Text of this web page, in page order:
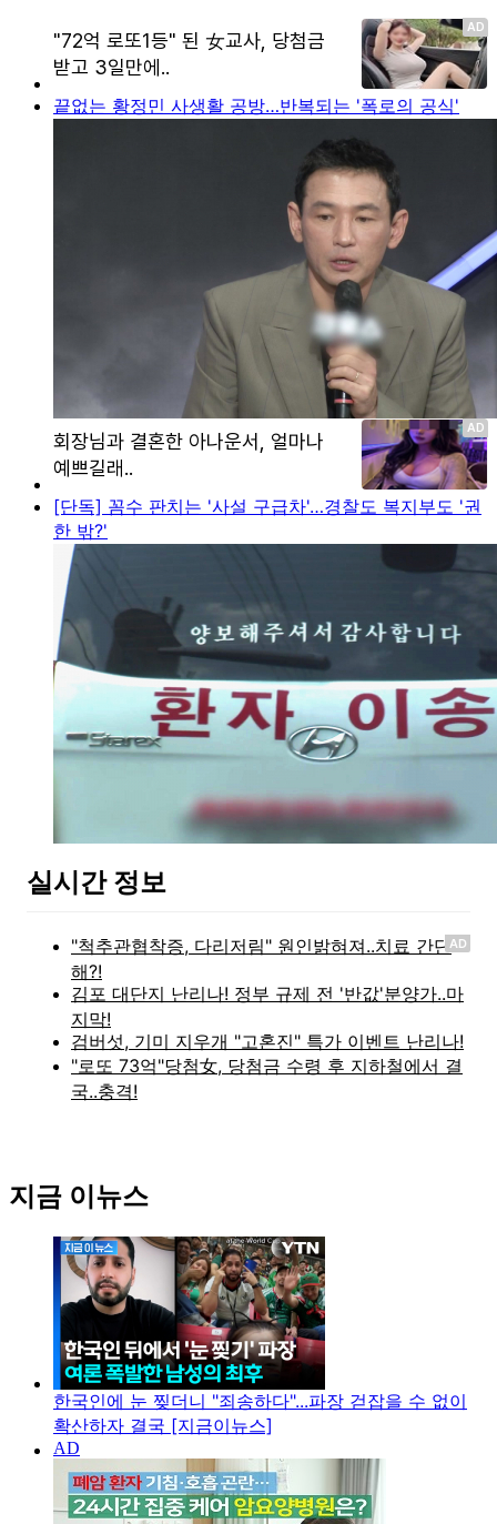
끝없는 황정민 사생활 공방…반복되는 '폭로의 공식'
[단독] 꼼수 판치는 '사설 구급차'…경찰도 복지부도 '권
한 밖?'
실시간 정보
AD
지금 이뉴스
한국인에 눈 찢더니 "죄송하다"...파장 걷잡을 수 없이
확산하자 결국 [지금이뉴스]